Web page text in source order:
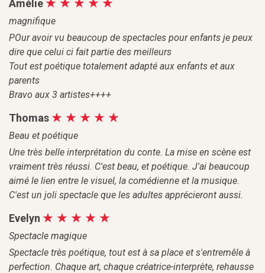
Amélie
magnifique
POur avoir vu beaucoup de spectacles pour enfants je peux
dire que celui ci fait partie des meilleurs
Tout est poétique totalement adapté aux enfants et aux
parents
Bravo aux 3 artistes++++
Thomas
Beau et poétique
Une très belle interprétation du conte. La mise en scène est
vraiment très réussi. C'est beau, et poétique. J'ai beaucoup
aimé le lien entre le visuel, la comédienne et la musique.
C'est un joli spectacle que les adultes apprécieront aussi.
Evelyn
Spectacle magique
Spectacle très poétique, tout est à sa place et s'entremêle à
perfection. Chaque art, chaque créatrice-interprète, rehausse